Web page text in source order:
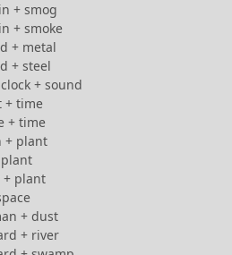
+ smog
+ smoke
+ metal
+ steel
+ sound
+ time
+ time
+ plant
plant
+ plant
+ dust
+ river